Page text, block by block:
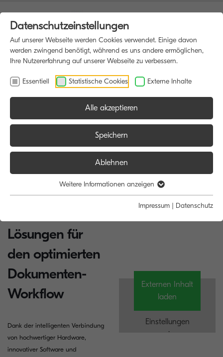
HOME SOFTWARE
Software
Lösungen für
den optimierten
Dokumenten-
Workflow
Dank der intelligenten Verbindung
von hochwertiger Hardware,
innovativer Software und
Externen Inhalt
laden
Einstellungen
anzeigen
Datenschutzeinstellungen
Auf unserer Webseite werden Cookies verwendet. Einige davon
werden zwingend benötigt, während es uns andere ermöglichen,
Ihre Nutzererfahrung auf unserer Webseite zu verbessern.
Essentiell Statistische Cookies Externe Inhalte
Alle akzeptieren
Speichern
Ablehnen
Weitere Informationen anzeigen
Impressum | Datenschutz